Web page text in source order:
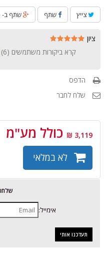
צייץ שתף שתף ב- Google
ציון
קרא ביקורות משתמשים (6
)
הדפס
שלח לחבר
3,119 ₪ כולל מע"מ
לא במלאי
אימייל: